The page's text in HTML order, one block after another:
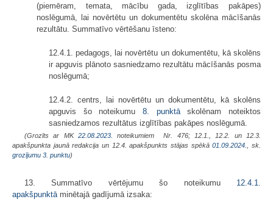
(piemēram, temata, mācību gada, izglītības pakāpes)
noslēgumā, lai novērtētu un dokumentētu skolēna mācīšanās
rezultātu. Summatīvo vērtēšanu īsteno:
12.4.1. pedagogs, lai novērtētu un dokumentētu, kā skolēns
ir apguvis plānoto sasniedzamo rezultātu mācīšanās posma
noslēgumā;
12.4.2. centrs, lai novērtētu un dokumentētu, kā skolēns
apguvis šo noteikumu 8. punktāskolēnam noteiktos
sasniedzamos rezultātus izglītības pakāpes noslēgumā.
(Grozīts ar MK22.08.2023.
noteikumiem Nr. 476; 12.1., 12.2. un 12.3.
apakšpunkta jaunā redakcija un 12.4. apakšpunkts stājas spēkā01.09.2024.
, sk.
grozījumu 3. punktu)
13. Summatīvo vērtējumu šo noteikumu 12.4.1.
apakšpunktāminētajā gadījumā izsaka: